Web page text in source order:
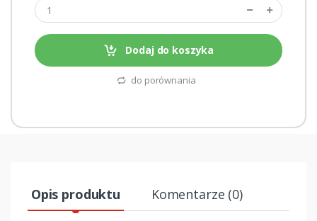
Dodaj do koszyka
do porównania
Opis produktu Komentarze (0)